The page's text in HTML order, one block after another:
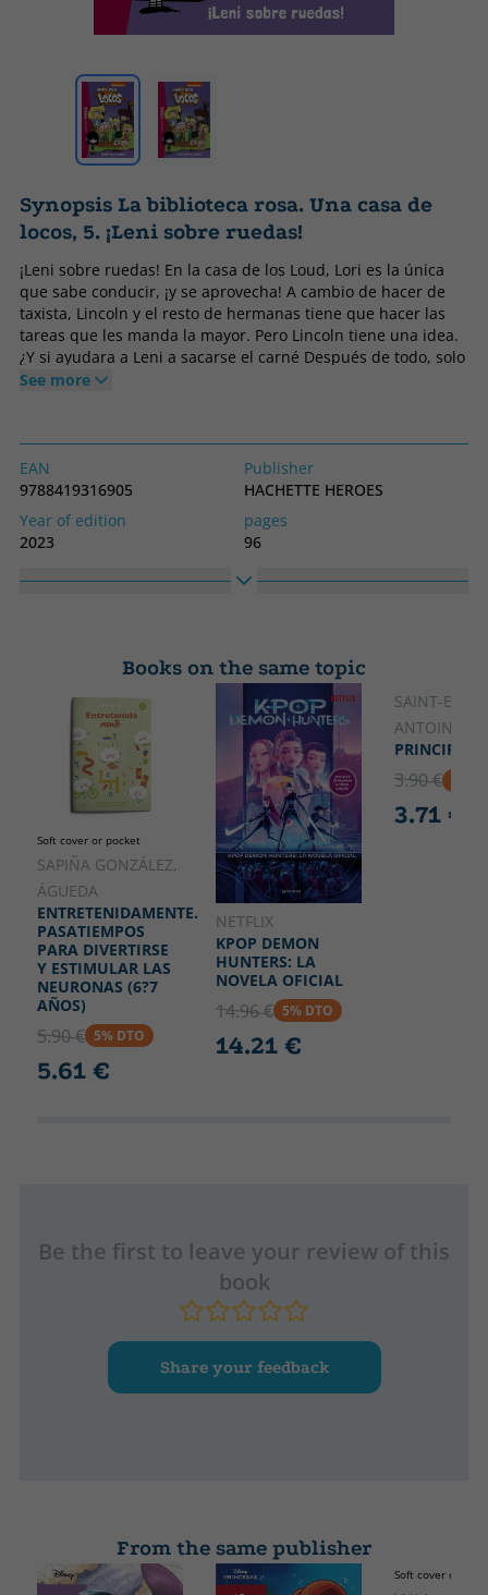
Synopsis La biblioteca rosa. Una casa de
locos, 5. ¡Leni sobre ruedas!
¡Leni sobre ruedas! En la casa de los Loud, Lori es la única
que sabe conducir, ¡y se aprovecha! A cambio de hacer de
taxista, Lincoln y el resto de hermanas tiene que hacer las
tareas que les manda la mayor. Pero Lincoln tiene una idea.
¿Y si ayudara a Leni a sacarse el carné Después de todo, solo
ha suspendido doce veces, ejem. Lincoln tendrá que
See more
EAN
9788419316905
Publisher
HACHETTE HEROES
Year of edition
2023
pages
96
Idiom
Books on the same topic
Soft cover or pocket
SAPIÑA GONZÁLEZ,
ÁGUEDA
ENTRETENIDAMENTE.
PASATIEMPOS
PARA DIVERTIRSE
Y ESTIMULAR LAS
NEURONAS (6?7
AÑOS)
5.90 € 5% DTO
5.61 €
NETFLIX
KPOP DEMON
HUNTERS: LA
NOVELA OFICIAL
14.96 € 5% DTO
14.21 €
SAINT-
ANTOINE DE
3.90 €
3.71 €
Be the first to leave your review of this
book
Share your feedback
From the same publisher
Soft cover or